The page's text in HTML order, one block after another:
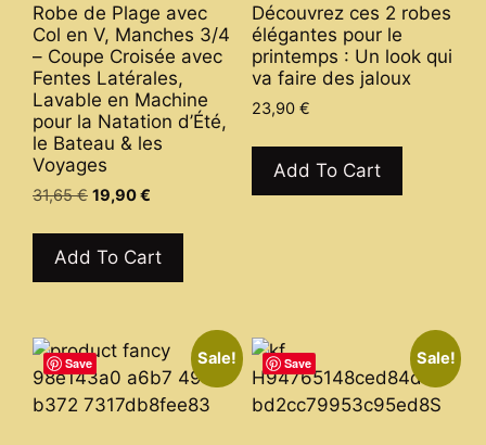
the
product
Robe de Plage avec
Col en V, Manches 3/4
– Coupe Croisée avec
Fentes Latérales,
Lavable en Machine
pour la Natation d’Été,
le Bateau & les
Voyages
31,65€ Original
was:
31,65 €.
19,90€
is:
19,90 €.
Add To Cart
has
variants.
The
options
may
Découvrez ces 2 robes
élégantes pour le
printemps : Un look qui
va faire des jaloux
23,90 €
Add To Cart
has
may
be
chosen
on
Save Sale! Save Sale!